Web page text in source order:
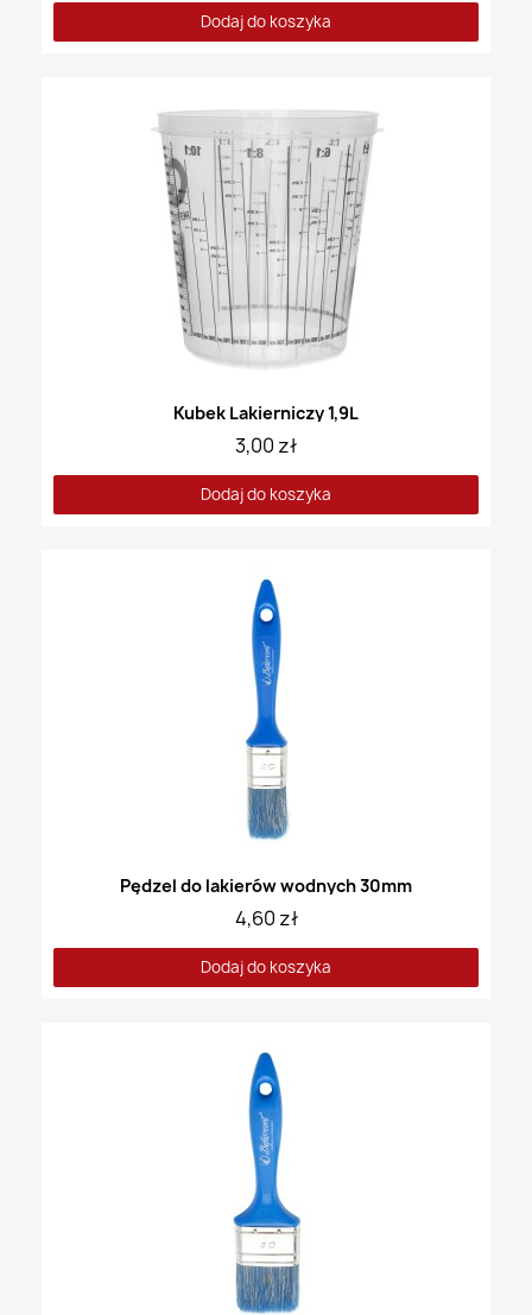
Dodaj do koszyka
Kubek Lakierniczy 1,9L
3,00 zł
Dodaj do koszyka
Pędzel do lakierów wodnych 30mm
4,60 zł
Dodaj do koszyka